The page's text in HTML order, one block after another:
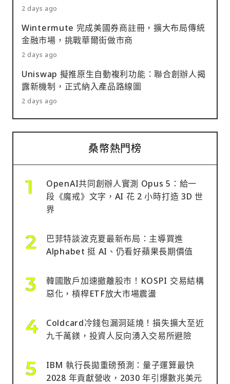
2 days ago
Wintermute 完成美國券商註冊，擴大布局傳統
金融市場，挑戰華爾街做市商
2 days ago
Uniswap 擬推原生自動複利功能：聯合創辦人揭
露新機制，正式納入產品路線圖
2 days ago
桑幣熱門榜
OpenAI共同創辦人實測 Opus 5：給一
段《魔戒》文字，AI 花 2 小時打造 3D 世
界
巴菲特談波克夏最新布局：主導買進
Alphabet 挺 AI、仍看好蘋果長期價值
韓國散戶加速撤離股市！KOSPI 交易結構
惡化，槓桿ETF放大市場震盪
Coldcard冷錢包漏洞延燒！損失擴大至近
九千萬鎂，投資人反向湧入交易所避險
IBM 執行長拋重磅預測：量子運算最快
2028 年貢獻營收，2030 年引爆數兆美元